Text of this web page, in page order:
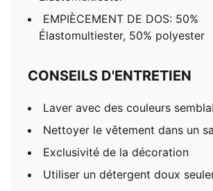
EMPIÈCEMENT DE DOS: 50%
Élastomultiester, 50% polyester
CONSEILS D'ENTRETIEN
Laver avec des couleurs
Nettoyer le vêtement dans un
Exclusivité de la décoration
Utiliser un détergent doux